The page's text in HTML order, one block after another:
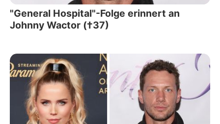
"General Hospital"-Folge erinnert an
Johnny Wactor (†37)